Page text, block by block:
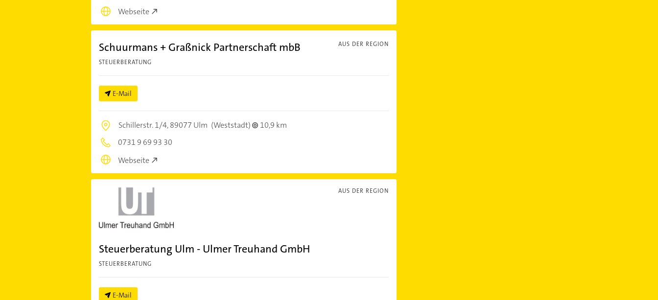
Webseite
AUS DER REGION
Schuurmans + Graßnick Partnerschaft mbB
STEUERBERATUNG
E-Mail
Schillerstr. 1/4,89077 Ulm (Weststadt)
10,9 km
0731 9 69 93 30
Webseite
AUS DER REGION
Steuerberatung Ulm - Ulmer Treuhand GmbH
STEUERBERATUNG
E-Mail